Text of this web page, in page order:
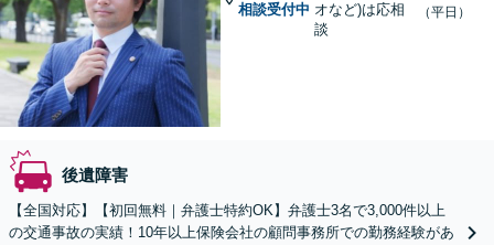
相談受付中 オなど)は応相
談
（平日）
後遺障害
【全国対応】【初回無料｜弁護士特約OK】弁護士3名で3,000件以上
の交通事故の実績！10年以上保険会社の顧問事務所での勤務経験があ